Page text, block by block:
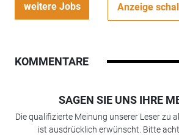
weitere Jobs Anzeige
KOMMENTARE
SAGEN SIE UNS IHRE
Die qualifizierte Meinung unserer Leser zu
ist ausdrücklich erwünscht. Bitte